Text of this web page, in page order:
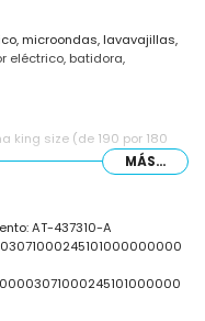
microondas, lavavajillas,
eléctrico, batidora,
king size (de 190 por 180
doble (de 200 por 140 cm) y
ducha y retrete
MÁS...
AT-437310-A